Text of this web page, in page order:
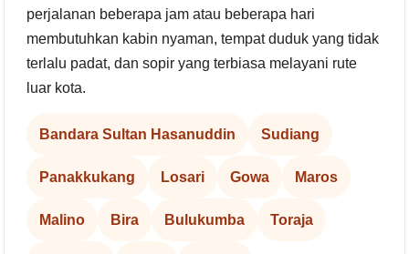
perjalanan beberapa jam atau beberapa hari
membutuhkan kabin nyaman, tempat duduk yang tidak
terlalu padat, dan sopir yang terbiasa melayani rute
luar kota.
Bandara Sultan Hasanuddin Sudiang
Panakkukang Losari Gowa Maros
Malino Bira Bulukumba Toraja